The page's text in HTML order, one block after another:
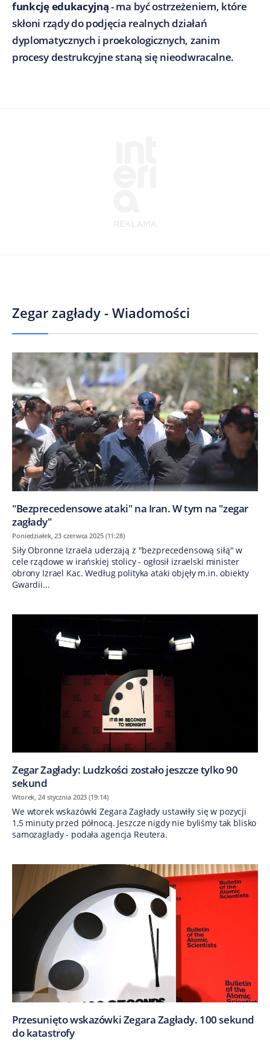
funkcję edukacyjną- ma być ostrzeżeniem, które
skłoni rządy do podjęcia realnych działań
dyplomatycznych i proekologicznych, zanim
procesy destrukcyjne staną się nieodwracalne.
Zegar zagłady - Wiadomości
"Bezprecedensowe ataki" na Iran. W tym na "zegar
zagłady"
Poniedziałek, 23 czerwca 2025 (11:28)
Siły Obronne Izraela uderzają z "bezprecedensową siłą" w
cele rządowe w irańskiej stolicy - ogłosił izraelski minister
obrony Izrael Kac. Według polityka ataki objęły m.in. obiekty
Gwardii...
Zegar Zagłady: Ludzkości zostało jeszcze tylko 90
sekund
Wtorek, 24 stycznia 2023 (19:14)
We wtorek wskazówki Zegara Zagłady ustawiły się w pozycji
1,5 minuty przed północą. Jeszcze nigdy nie byliśmy tak blisko
samozagłady - podała agencja Reutera.
​Przesunięto wskazówki Zegara Zagłady. 100 sekund
do katastrofy